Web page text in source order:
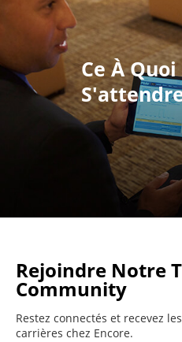
Ce À
Rejoindre Notre
Community
Restez connectés et recevez
carrières chez Encore.